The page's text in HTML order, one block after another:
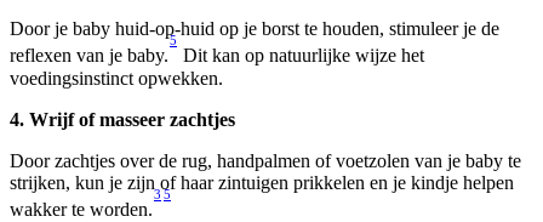
Door je baby huid-op-huid op je borst te houden, stimuleer je de
reflexen van je baby.
5
Dit kan op natuurlijke wijze het
voedingsinstinct opwekken.
4. Wrijf of masseer zachtjes
Door zachtjes over de rug, handpalmen of voetzolen van je baby te
strijken, kun je zijn of haar zintuigen prikkelen en je kindje helpen
wakker te worden.
3 5